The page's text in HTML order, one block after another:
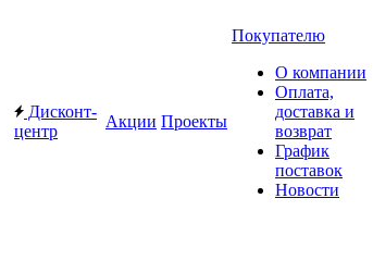
Дисконт-
центр
Акции Проекты
Покупателю
О компании
Оплата,
доставка и
возврат
График
поставок
Новости